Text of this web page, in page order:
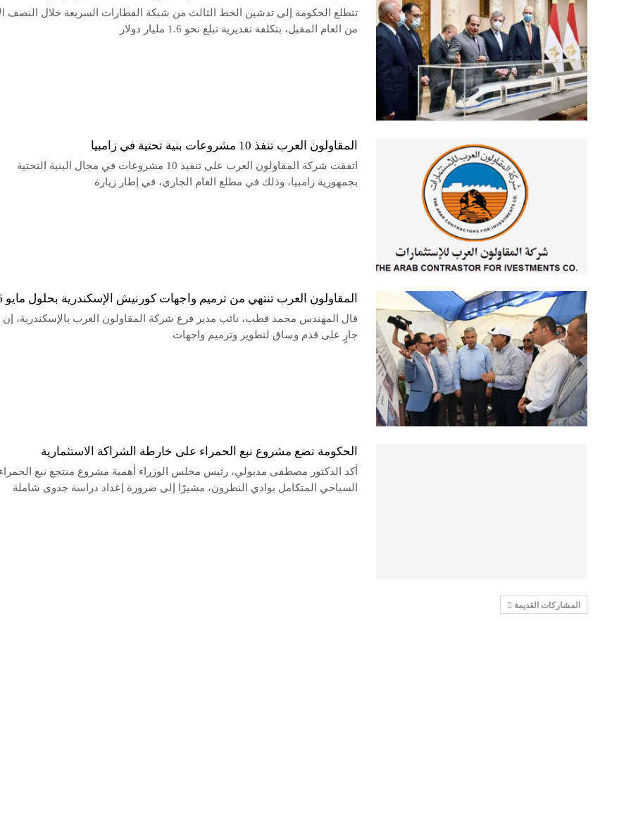
تتطلع الحكومة إلى تدشين الخط الثالث من شبكة القطارات السريعة خلال النصف
من العام المقبل، بتكلفة تقديرية تبلغ نحو 1.6 مليار دولار
المقاولون العرب تنفذ 10 مشروعات بنية تحتية في زامبيا
اتفقت شركة المقاولون العرب على تنفيذ 10 مشروعات في مجال البنية التحتية
بجمهورية زامبيا، وذلك في مطلع العام الجاري، في إطار زيارة
المقاولون العرب تنتهي من ترميم واجهات كورنيش الإسكندرية بحلول مايو 2026
قال المهندس محمد قطب، نائب مدير فرع شركة المقاولون العرب بالإسكندرية، إن
جارٍ على قدم وساق لتطوير وترميم واجهات
الحكومة تضع مشروع نبع الحمراء على خارطة الشراكة الاستثمارية
أكد الدكتور مصطفى مدبولي، رئيس مجلس الوزراء أهمية مشروع منتجع نبع
السياحي المتكامل بوادي النطرون، مشيرًا إلى ضرورة إعداد دراسة جدوى شاملة
المشاركات القديمة